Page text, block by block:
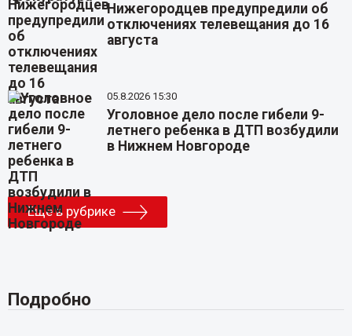
Нижегородцев предупредили об
отключениях телевещания до 16
августа
05.8.2026 15:30
Уголовное дело после гибели 9-
летнего ребенка в ДТП возбудили
в Нижнем Новгороде
Еще в рубрике
Подробно